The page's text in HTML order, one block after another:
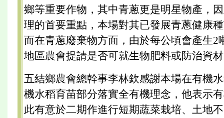
鄉等重要作物，其中青蔥更是明星物產，
理的首要重點，本場對其已發展青蔥健康
而在青蔥廢棄物方面，由於每公頃會產生2
地區農會提請是否可就生物肥料或防治資
五結鄉農會總幹事李林欽感謝本場在有機
機水稻育苗部分落實全有機理念，他表示
此有意於二期作進行短期蔬菜栽培、土地